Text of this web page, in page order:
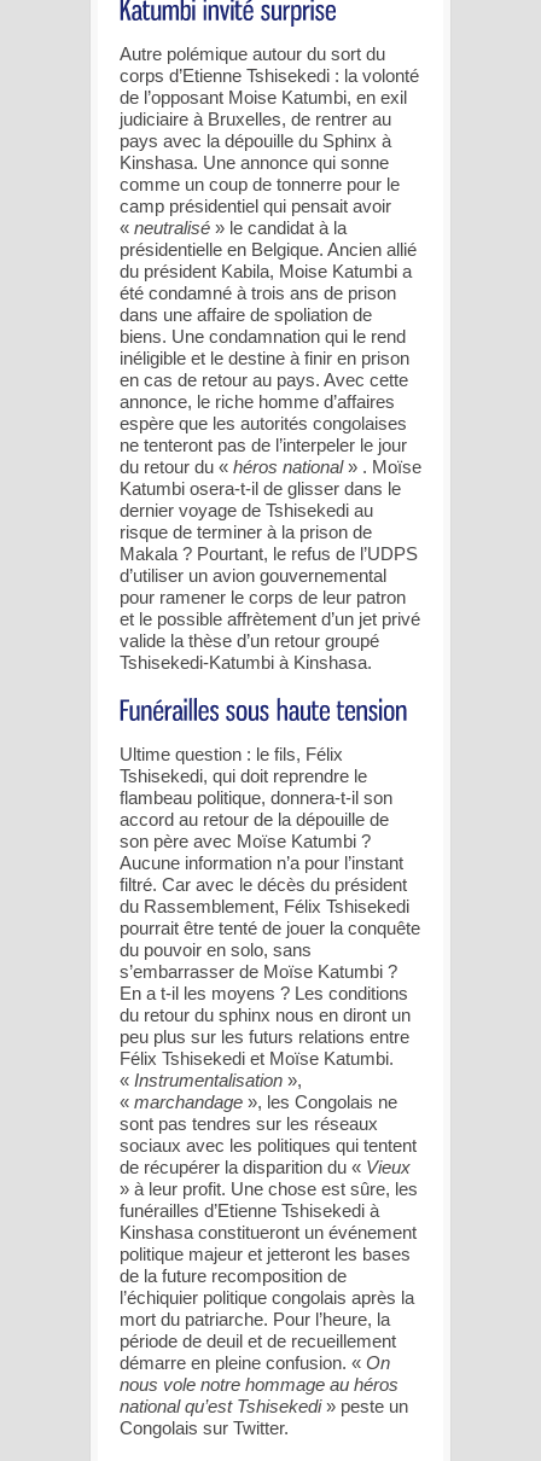
Autre polémique autour du sort du
corps d’Etienne Tshisekedi : la volonté
de l’opposant Moise Katumbi, en exil
judiciaire à Bruxelles, de rentrer au
pays avec la dépouille du Sphinx à
Kinshasa. Une annonce qui sonne
comme un coup de tonnerre pour le
camp présidentiel qui pensait avoir
« neutralisé » le candidat à la
présidentielle en Belgique. Ancien allié
du président Kabila, Moise Katumbi a
été condamné à trois ans de prison
dans une affaire de spoliation de
biens. Une condamnation qui le rend
inéligible et le destine à finir en prison
en cas de retour au pays. Avec cette
annonce, le riche homme d’affaires
espère que les autorités congolaises
ne tenteront pas de l’interpeler le jour
du retour du « héros national» . Moïse
Katumbi osera-t-il de glisser dans le
dernier voyage de Tshisekedi au
risque de terminer à la prison de
Makala ? Pourtant, le refus de l’UDPS
d’utiliser un avion gouvernemental
pour ramener le corps de leur patron
et le possible affrètement d’un jet privé
valide la thèse d’un retour groupé
Tshisekedi-Katumbi à Kinshasa.
Ultime question : le fils, Félix
Tshisekedi, qui doit reprendre le
flambeau politique, donnera-t-il son
accord au retour de la dépouille de
son père avec Moïse Katumbi ?
Aucune information n’a pour l’instant
filtré. Car avec le décès du président
du Rassemblement, Félix Tshisekedi
pourrait être tenté de jouer la conquête
du pouvoir en solo, sans
s’embarrasser de Moïse Katumbi ?
En a t-il les moyens ? Les conditions
du retour du sphinx nous en diront un
peu plus sur les futurs relations entre
Félix Tshisekedi et Moïse Katumbi.
« Instrumentalisation »,
« marchandage », les Congolais ne
sont pas tendres sur les réseaux
sociaux avec les politiques qui tentent
de récupérer la disparition du « Vieux
» à leur profit. Une chose est sûre, les
funérailles d’Etienne Tshisekedi à
Kinshasa constitueront un événement
politique majeur et jetteront les bases
de la future recomposition de
l’échiquier politique congolais après la
mort du patriarche. Pour l’heure, la
période de deuil et de recueillement
démarre en pleine confusion. « On
nous vole notre hommage au héros
national qu’est Tshisekedi» peste un
Congolais sur Twitter.